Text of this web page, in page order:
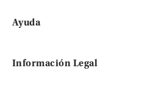
Ayuda
Información Legal